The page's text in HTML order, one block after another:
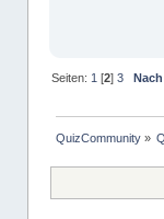
Seiten: 1 [2] 3
QuizCommunity»